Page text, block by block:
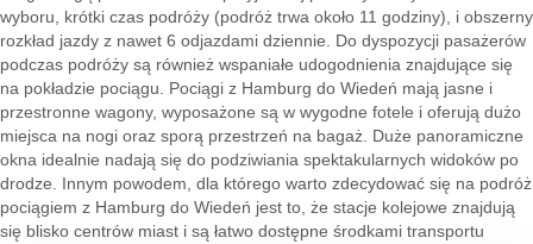
wyboru, krótki czas podróży (podróż trwa około 11 godziny), i obszerny
rozkład jazdy z nawet 6 odjazdami dziennie. Do dyspozycji pasażerów
podczas podróży są również wspaniałe udogodnienia znajdujące się
na pokładzie pociągu. Pociągi z Hamburg do Wiedeń mają jasne i
przestronne wagony, wyposażone są w wygodne fotele i oferują dużo
miejsca na nogi oraz sporą przestrzeń na bagaż. Duże panoramiczne
okna idealnie nadają się do podziwiania spektakularnych widoków po
drodze. Innym powodem, dla którego warto zdecydować się na podróż
pociągiem z Hamburg do Wiedeń jest to, że stacje kolejowe znajdują
się blisko centrów miast i są łatwo dostępne środkami transportu